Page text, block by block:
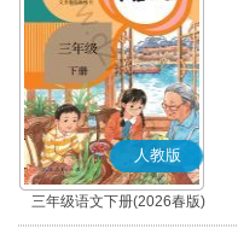
人教版
三年级语文下册(2026春版)
(部编版)